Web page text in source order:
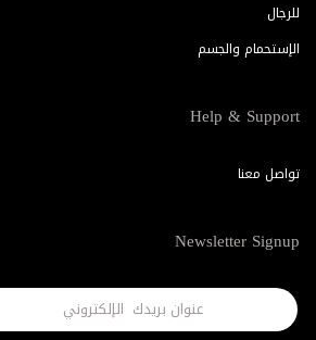
للرجال
الإستحمام والجسم
Help & Support
تواصل معنا
Newsletter Signup